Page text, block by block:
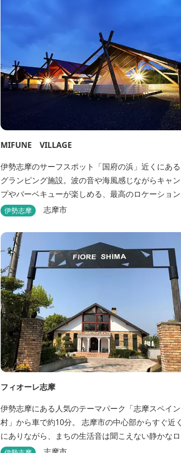
MIFUNE VILLAGE
伊勢志摩のサーフスポット「国府の浜」近くにある
グランピング施設。波の音や海風感じながらキャン
プやバーベキューが楽しめる、最高のロケーション
です。
伊勢志摩 志摩市
フィオーレ志摩
伊勢志摩にある人気のテーマパーク「志摩スペイン
村」から車で約10分。 志摩市の中心部からすぐ近く
にありながら、まちの生活音は聞こえない静かなロ
ケーションと、木の温もりを感じる本格的なコテー